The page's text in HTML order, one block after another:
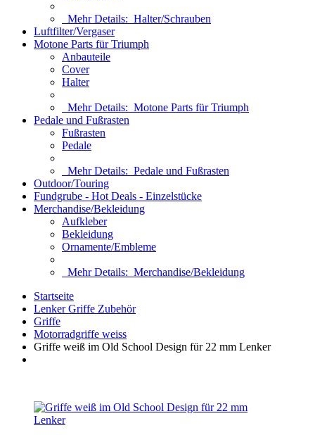
Mehr Details: Halter/Schrauben
Luftfilter/Vergaser
Motone Parts für Triumph
Anbauteile
Cover
Halter
Mehr Details: Motone Parts für Triumph
Pedale und Fußrasten
Fußrasten
Pedale
Mehr Details: Pedale und Fußrasten
Outdoor/Touring
Fundgrube - Hot Deals - Einzelstücke
Merchandise/Bekleidung
Aufkleber
Bekleidung
Ornamente/Embleme
Mehr Details: Merchandise/Bekleidung
Startseite
Lenker Griffe Zubehör
Griffe
Motorradgriffe weiss
Griffe weiß im Old School Design für 22 mm Lenker